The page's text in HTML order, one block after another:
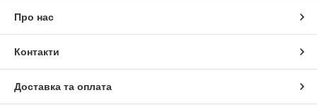
Про нас
Контакти
Доставка та оплата